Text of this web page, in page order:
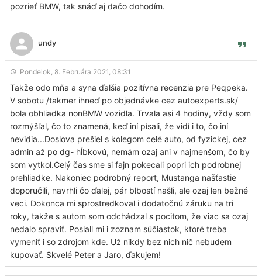
pozrieť BMW, tak snáď aj dačo dohodím.
undy
Pondelok, 8. Februára 2021, 08:31
Takže odo mňa a syna ďalšia pozitívna recenzia pre Peqpeka.
V sobotu /takmer ihneď po objednávke cez autoexperts.sk/
bola obhliadka nonBMW vozidla. Trvala asi 4 hodiny, vždy som
rozmýšľal, čo to znamená, keď iní písali, že vidí i to, čo iní
nevidia...Doslova prešiel s kolegom celé auto, od fyzickej, cez
admin až po dg- hĺbkovú, nemám ozaj ani v najmenšom, čo by
som vytkol.Celý čas sme si fajn pokecali popri ich podrobnej
prehliadke. Nakoniec podrobný report, Mustanga našťastie
doporučili, navrhli čo ďalej, pár blbostí našli, ale ozaj len bežné
veci. Dokonca mi sprostredkoval i dodatočnú záruku na tri
roky, takže s autom som odchádzal s pocitom, že viac sa ozaj
nedalo spraviť. Poslall mi i zoznam súčiastok, ktoré treba
vymeniť i so zdrojom kde. Už nikdy bez nich nič nebudem
kupovať. Skvelé Peter a Jaro, ďakujem!